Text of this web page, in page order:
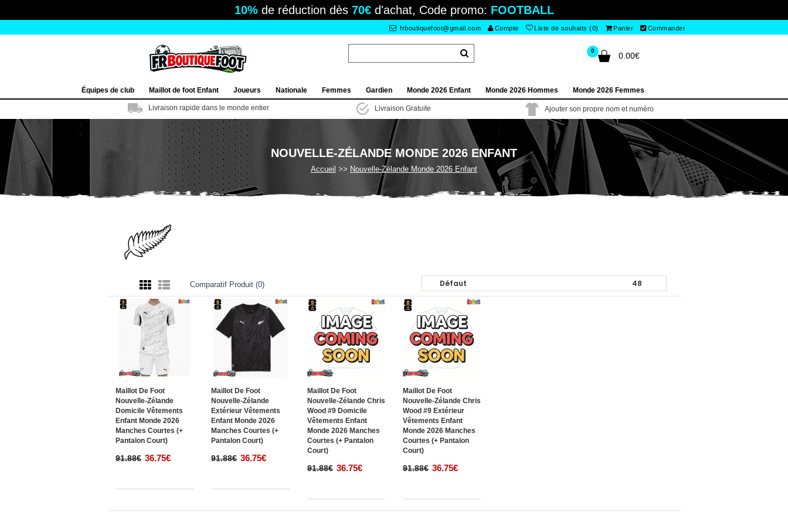
10%de réduction dès 70€d'achat, Code promo: FOOTBALL
frboutiquefoot@gmail.com Compte Liste de souhaits (0) Panier Commander
0
0.00€
Équipes de club Maillot de foot Enfant Joueurs Nationale Femmes Gardien Monde 2026 Enfant Monde 2026 Hommes Monde 2026 Femmes
Livraison rapide dans le monde entier Livraison Gratuite Ajouter son propre nom et numéro
NOUVELLE-ZÉLANDE MONDE 2026 ENFANT
Accueil Nouvelle-Zélande Monde 2026 Enfant
Comparatif Produit (0)
Maillot De Foot
Nouvelle-Zélande
Domicile Vêtements
Enfant Monde 2026
Manches Courtes (+
Pantalon Court)
91.88€ 36.75€
Maillot De Foot
Nouvelle-Zélande
Extérieur Vêtements
Enfant Monde 2026
Manches Courtes (+
Pantalon Court)
91.88€ 36.75€
Maillot De Foot
Nouvelle-Zélande Chris
Wood #9 Domicile
Vêtements Enfant
Monde 2026 Manches
Courtes (+ Pantalon
Court)
91.88€ 36.75€
Maillot De Foot
Nouvelle-Zélande Chris
Wood #9 Extérieur
Vêtements Enfant
Monde 2026 Manches
Courtes (+ Pantalon
Court)
91.88€ 36.75€